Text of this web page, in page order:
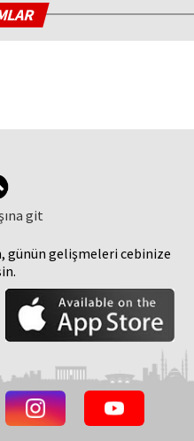
git
günün gelişmeleri cebinize